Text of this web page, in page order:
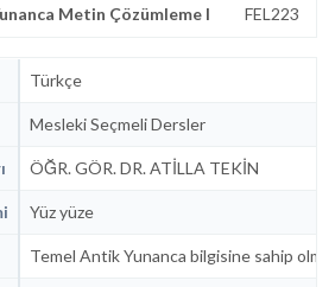
Metin Çözümleme I FEL223
Türkçe
Mesleki Seçmeli Dersler
ÖĞR. GÖR. DR. ATİLLA TEKİN
Yüz yüze
Temel Antik Yunanca bilgisine sahip